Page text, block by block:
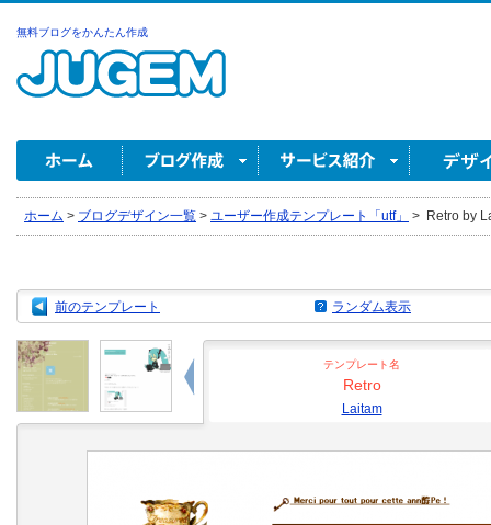
無料ブログをかんたん作成
ホーム > ブログデザイン一覧 > ユーザー作成テンプレート「utf」 > Retro by
前のテンプレート ランダム表示
テンプレート名
Retro
Laitam